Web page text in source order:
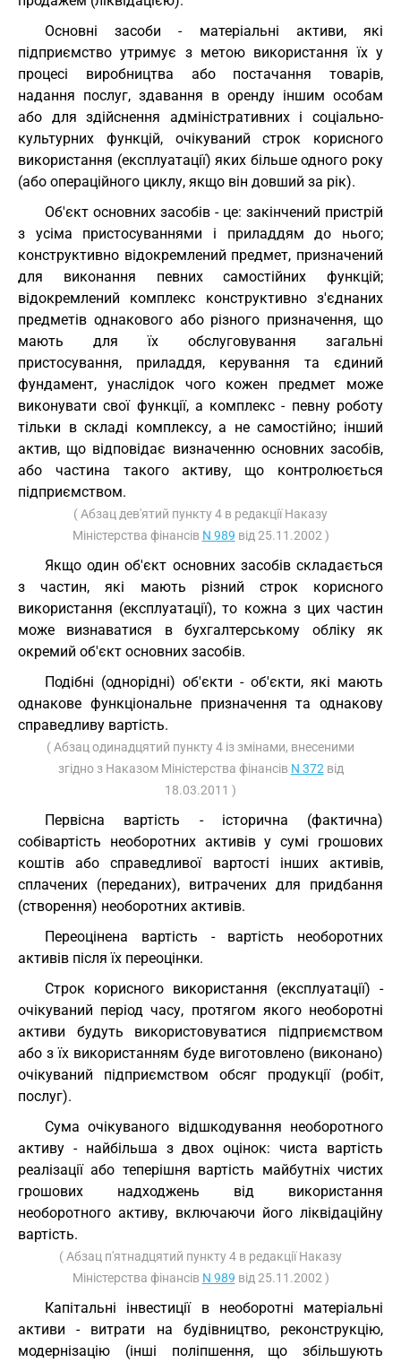
Основні засоби - матеріальні активи, які
підприємство утримує з метою використання їх у
процесі виробництва або постачання товарів,
надання послуг, здавання в оренду іншим особам
або для здійснення адміністративних і соціально-
культурних функцій, очікуваний строк корисного
використання (експлуатації) яких більше одного року
(або операційного циклу, якщо він довший за рік).
Об'єкт основних засобів - це: закінчений пристрій
з усіма пристосуваннями і приладдям до нього;
конструктивно відокремлений предмет, призначений
для виконання певних самостійних функцій;
відокремлений комплекс конструктивно з'єднаних
предметів однакового або різного призначення, що
мають для їх обслуговування загальні
пристосування, приладдя, керування та єдиний
фундамент, унаслідок чого кожен предмет може
виконувати свої функції, а комплекс - певну роботу
тільки в складі комплексу, а не самостійно; інший
актив, що відповідає визначенню основних засобів,
або частина такого активу, що контролюється
підприємством.
( Абзац дев'ятий пункту 4 в редакції Наказу
Міністерства фінансів N 989 від 25.11.2002 )
Якщо один об'єкт основних засобів складається
з частин, які мають різний строк корисного
використання (експлуатації), то кожна з цих частин
може визнаватися в бухгалтерському обліку як
окремий об'єкт основних засобів.
Подібні (однорідні) об'єкти - об'єкти, які мають
однакове функціональне призначення та однакову
справедливу вартість.
( Абзац одинадцятий пункту 4 із змінами, внесеними
згідно з Наказом Міністерства фінансів N 372 від
18.03.2011 )
Первісна вартість - історична (фактична)
собівартість необоротних активів у сумі грошових
коштів або справедливої вартості інших активів,
сплачених (переданих), витрачених для придбання
(створення) необоротних активів.
Переоцінена вартість - вартість необоротних
активів після їх переоцінки.
Строк корисного використання (експлуатації) -
очікуваний період часу, протягом якого необоротні
активи будуть використовуватися підприємством
або з їх використанням буде виготовлено (виконано)
очікуваний підприємством обсяг продукції (робіт,
послуг).
Сума очікуваного відшкодування необоротного
активу - найбільша з двох оцінок: чиста вартість
реалізації або теперішня вартість майбутніх чистих
грошових надходжень від використання
необоротного активу, включаючи його ліквідаційну
вартість.
( Абзац п'ятнадцятий пункту 4 в редакції Наказу
Міністерства фінансів N 989 від 25.11.2002 )
Капітальні інвестиції в необоротні матеріальні
активи - витрати на будівництво, реконструкцію,
модернізацію (інші поліпшення, що збільшують